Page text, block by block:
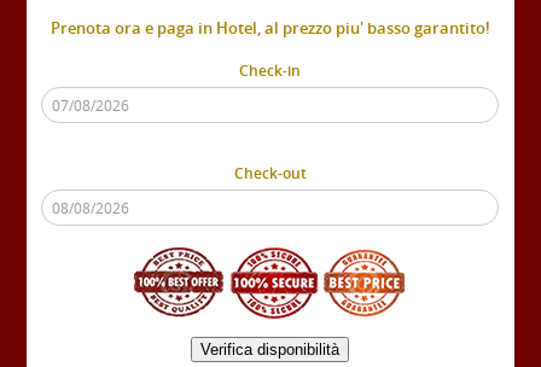
Prenota ora e paga in Hotel, al prezzo piu' basso garantito!
Check-in
Check-out
Verifica disponibilità